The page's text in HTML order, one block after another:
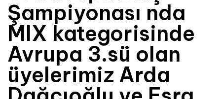
Şampiyonası nda
MIX kategorisinde
Avrupa 3.sü olan
üyelerimiz Arda